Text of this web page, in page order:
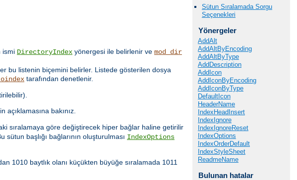
ismi DirectoryIndex yönergesi ile belirlenir ve mod_dir
bu listenin biçemini belirler. Listede gösterilen dosya
tarafından denetlenir.
açıklamasına bakınız.
sıralamaya göre değiştirecek hiper bağlar haline getirilir
başlığı bağlarının oluşturulması IndexOptions
1010 baytlık olanı küçükten büyüğe sıralamada 1011
Sütun Sıralamada Sorgu
Seçenekleri
Yönergeler
AddAlt
AddAltByEncoding
AddAltByType
AddDescription
AddIcon
AddIconByEncoding
AddIconByType
DefaultIcon
HeaderName
IndexHeadInsert
IndexIgnore
IndexIgnoreReset
IndexOptions
IndexOrderDefault
IndexStyleSheet
ReadmeName
Bulunan hatalar